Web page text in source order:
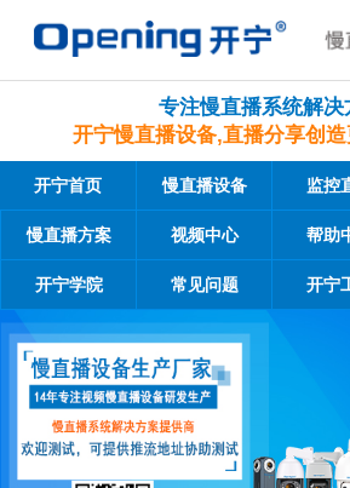
专注慢直播系统解决
开宁慢直播设备,直播分享创
开宁首页 慢直播设备 监控
慢直播方案 视频中心 帮助
开宁学院 常见问题 开宁